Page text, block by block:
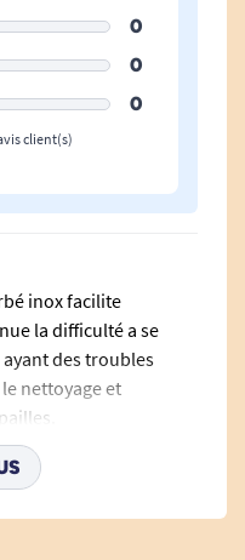
0
0
0
client(s)
inox facilite
la difficulté a se
des troubles
nettoyage et